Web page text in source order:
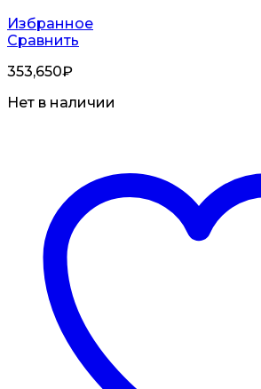
Избранное
Сравнить
353,650₽
Нет в наличии